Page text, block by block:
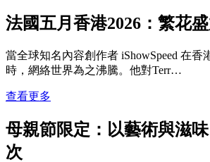
法國五月香港2026：繁花
當全球知名內容創作者 iShowSpeed 在香
時，網絡世界為之沸騰。他對Terr…
查看更多
母親節限定：以藝術與滋
次